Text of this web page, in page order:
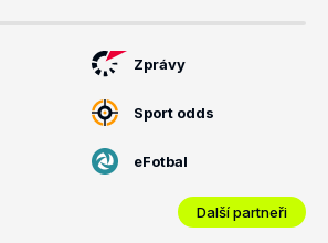
Zprávy
Sport odds
eFotbal
Další partneři